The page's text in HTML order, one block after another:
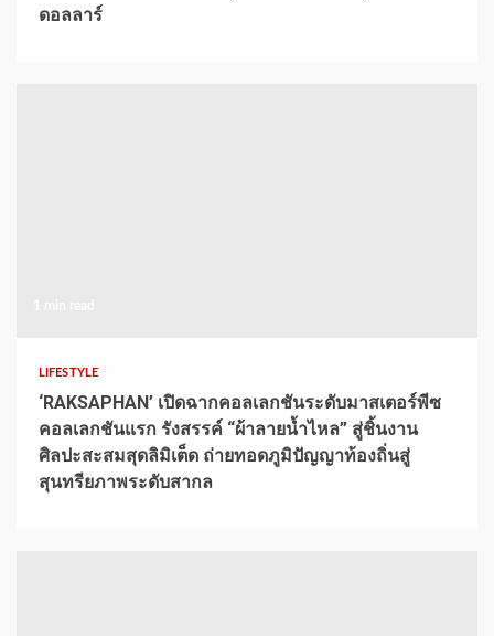
ดอลลาร์
LIFESTYLE
‘RAKSAPHAN’ เปิดฉากคอลเลกชันระดับมาสเตอร์พีซ
คอลเลกชันแรก รังสรรค์ “ผ้าลายน้ำไหล” สู่ชิ้นงาน
ศิลปะสะสมสุดลิมิเต็ด ถ่ายทอดภูมิปัญญาท้องถิ่นสู่
สุนทรียภาพระดับสากล